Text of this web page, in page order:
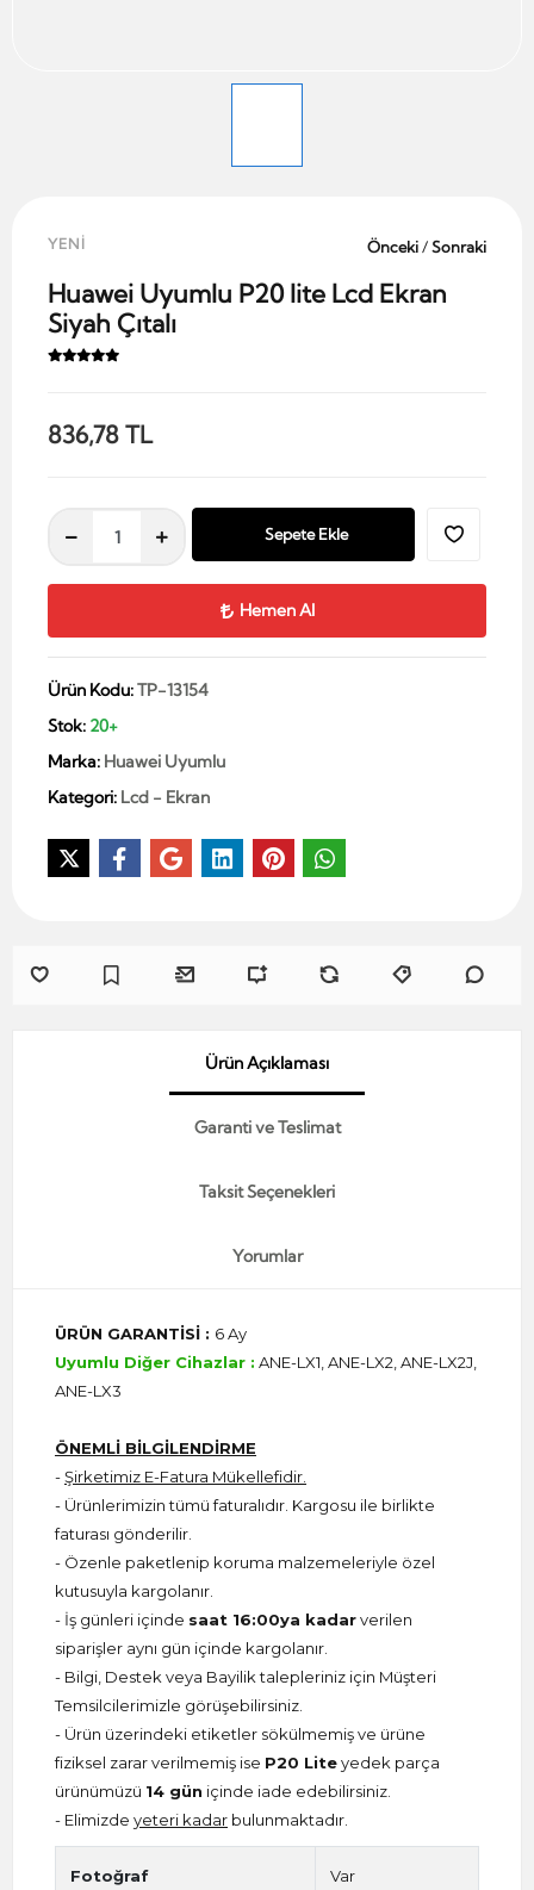
YENİ Önceki/Sonraki
Huawei Uyumlu P20 lite Lcd Ekran
Siyah Çıtalı
836,78 TL
Sepete Ekle
Hemen Al
Ürün Kodu:TP-13154
Stok: 20+
Marka: Huawei Uyumlu
Kategori: Lcd - Ekran
Ürün Açıklaması
Garanti ve Teslimat
Taksit Seçenekleri
Yorumlar
ÜRÜN GARANTİSİ : 6 Ay
Uyumlu Diğer Cihazlar : ANE-LX1, ANE-LX2, ANE-LX2J,
ANE-LX3
ÖNEMLİ BİLGİLENDİRME
-Şirketimiz E-Fatura Mükellefidir.
- Ürünlerimizin tümü faturalıdır. Kargosu ile birlikte
faturası gönderilir.
- Özenle paketlenip koruma malzemeleriyle özel
kutusuyla kargolanır.
- İş günleri içinde saat 16:00ya kadarverilen
siparişler aynı gün içinde kargolanır.
- Bilgi, Destek veya Bayilik talepleriniz için Müşteri
Temsilcilerimizle görüşebilirsiniz.
- Ürün üzerindeki etiketler sökülmemiş ve ürüne
fiziksel zarar verilmemiş ise P20 Liteyedek parça
ürünümüzü 14 gün içinde iade edebilirsiniz.
- Elimizde yeteri kadar bulunmaktadır.
Fotoğraf Var